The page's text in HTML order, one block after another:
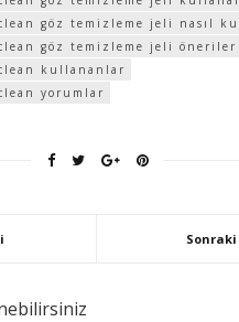
göz temizleme jeli nasıl
göz temizleme jeli öneriler
kullananlar
yorumlar
Sonraki